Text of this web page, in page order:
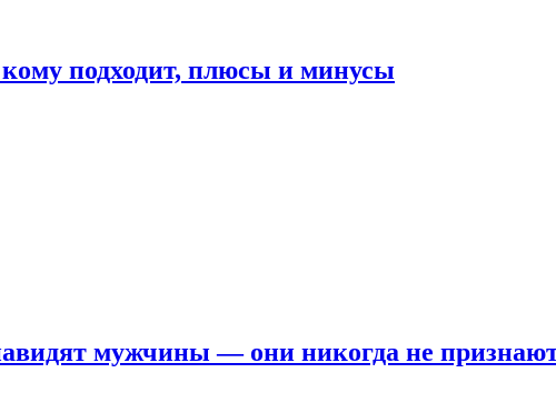
подходит, плюсы и минусы
мужчины — они никогда не